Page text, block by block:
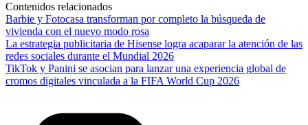
Contenidos relacionados
Barbie y Fotocasa transforman por completo la búsqueda de
vivienda con el nuevo modo rosa
La estrategia publicitaria de Hisense logra acaparar la atención de las
redes sociales durante el Mundial 2026
TikTok y Panini se asocian para lanzar una experiencia global de
cromos digitales vinculada a la FIFA World Cup 2026